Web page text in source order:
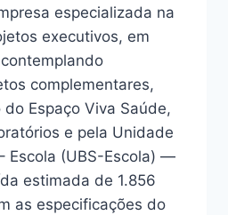
especializada na
executivos, em
complementares,
Espaço Viva Saúde,
e pela Unidade
Escola (UBS-Escola) —
estimada de 1.856
as especificações do